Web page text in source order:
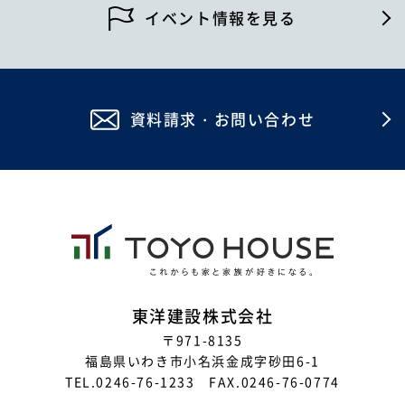
2026年4月
2025年12月
2025年7月
2025年6月
2025年5月
2025年4月
イベント情報を見る
資料請求・お問い合わせ
東洋建設株式会社
〒971-8135
福島県いわき市小名浜金成字砂田6-1
TEL.0246-76-1233 FAX.0246-76-0774